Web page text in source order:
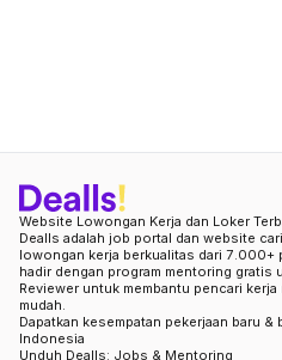
Website Lowongan Kerja dan Loker
Dealls adalah job portal dan website
lowongan kerja berkualitas dari 7.000+
hadir dengan program mentoring gratis
Reviewer untuk membantu pencari
mudah.
Dapatkan kesempatan pekerjaan baru
Indonesia
Unduh Dealls: Jobs & Mentoring